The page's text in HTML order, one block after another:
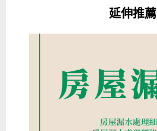
延伸推薦